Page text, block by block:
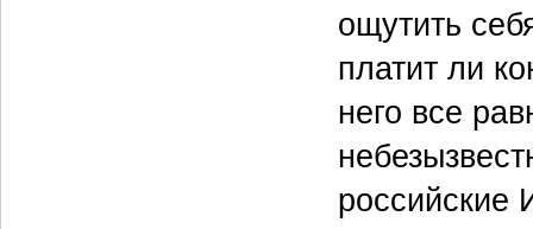
ощутить
платит ли
него все
российские